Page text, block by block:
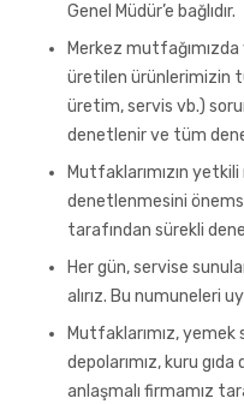
Genel Müdür’e bağlıdır.
Merkez
üretilen ürünlerimizin
üretim, servis vb.)
denetlenir ve tüm
Mutfaklarımızın
denetlenmesini
tarafından sürekli
Her gün, servise
alırız. Bu numuneleri
Mutfaklarımız, yemek
depolarımız, kuru
anlaşmalı firmamız